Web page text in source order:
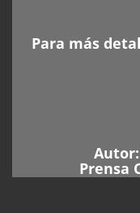
Para más
Autor:
Prensa